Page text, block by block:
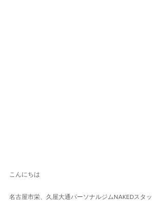
こんにちは
名古屋市栄、久屋大通パーソナルジムNAKEDスタッ